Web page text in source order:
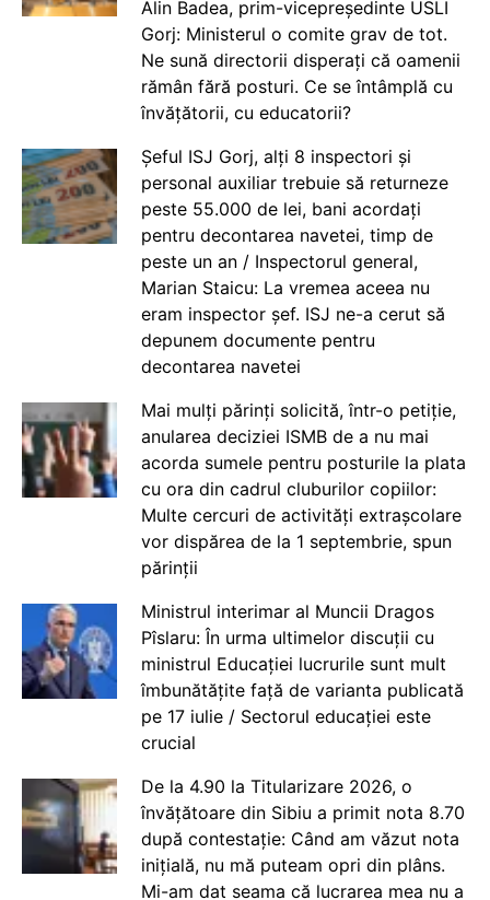
Alin Badea, prim-vicepreședinte USLI
Gorj: Ministerul o comite grav de tot.
Ne sună directorii disperați că oamenii
rămân fără posturi. Ce se întâmplă cu
învățătorii, cu educatorii?
Șeful ISJ Gorj, alți 8 inspectori și
personal auxiliar trebuie să returneze
peste 55.000 de lei, bani acordați
pentru decontarea navetei, timp de
peste un an / Inspectorul general,
Marian Staicu: La vremea aceea nu
eram inspector șef. ISJ ne-a cerut să
depunem documente pentru
decontarea navetei
Mai mulți părinți solicită, într-o petiție,
anularea deciziei ISMB de a nu mai
acorda sumele pentru posturile la plata
cu ora din cadrul cluburilor copiilor:
Multe cercuri de activități extrașcolare
vor dispărea de la 1 septembrie, spun
părinții
Ministrul interimar al Muncii Dragos
Pîslaru: În urma ultimelor discuții cu
ministrul Educației lucrurile sunt mult
îmbunătățite față de varianta publicată
pe 17 iulie / Sectorul educației este
crucial
De la 4.90 la Titularizare 2026, o
învățătoare din Sibiu a primit nota 8.70
după contestație: Când am văzut nota
inițială, nu mă puteam opri din plâns.
Mi-am dat seama că lucrarea mea nu a